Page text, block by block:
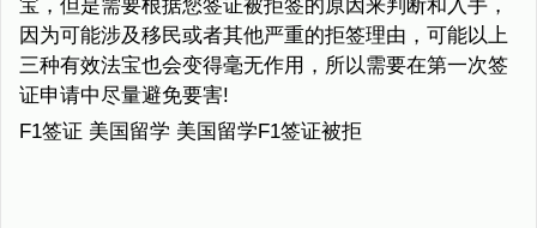
宝，但是需要根据您签证被拒签的原因来判断和入手，
因为可能涉及移民或者其他严重的拒签理由，可能以上
三种有效法宝也会变得毫无作用，所以需要在第一次签
证申请中尽量避免要害!
F1签证 美国留学 美国留学F1签证被拒